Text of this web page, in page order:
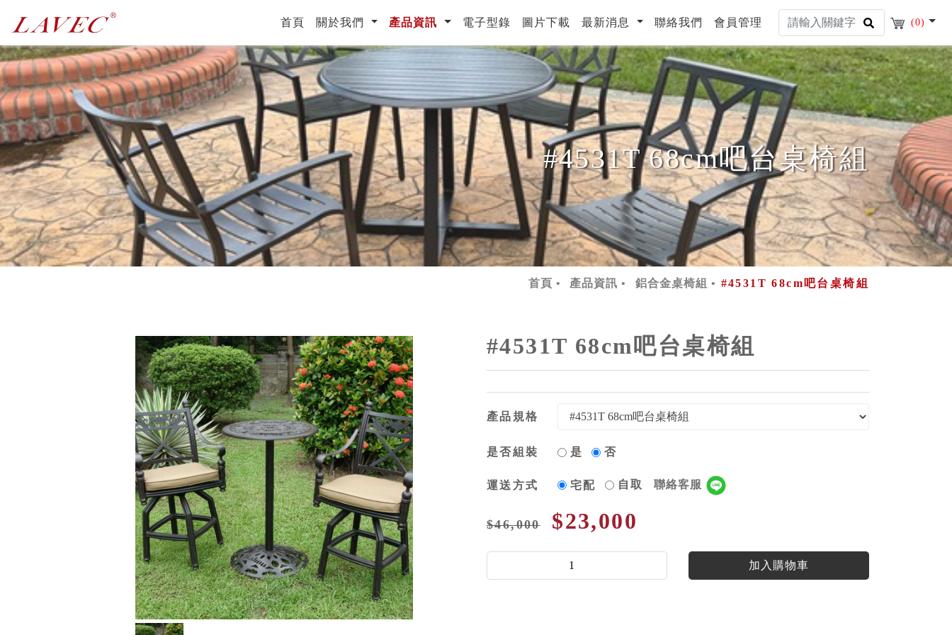
首頁(current)
關於我們 產品資訊 電子型錄 圖片下載 最新消息 聯絡我們 會員管理 (0)
#4531T 68cm吧台桌椅組
首頁 產品資訊 鋁合金桌椅組 #4531T 68cm吧台桌椅組
#4531T 68cm吧台桌椅組
產品規格
是否組裝 是 否
運送方式 宅配 自取 聯絡客服
$46,000 $23,000
加入購物車